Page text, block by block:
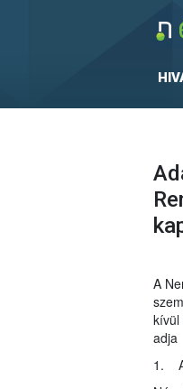
A
kívül
adja
1.